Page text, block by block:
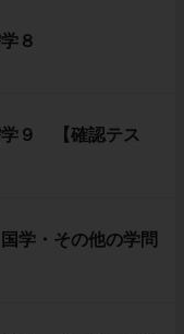
８
９ 【確認テス
学・その他の学問